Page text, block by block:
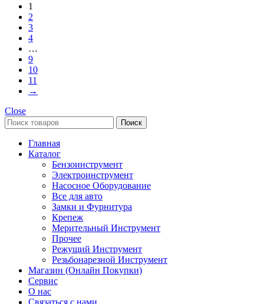
1
2
3
4
…
9
10
11
→
Close
Поиск
Главная
Каталог
Бензоинструмент
Электроинструмент
Насосное Оборудование
Все для авто
Замки и Фурнитура
Крепеж
Мерительный Инструмент
Прочее
Режущий Инструмент
Резьбонарезной Инструмент
Магазин (Онлайн Покупки)
Сервис
О нас
Связаться с нами